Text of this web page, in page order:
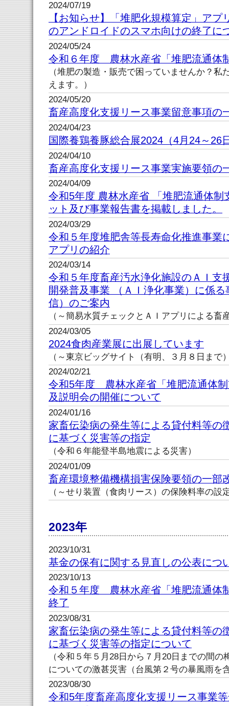
2024/07/19
【お知らせ】「堆肥化規模算定」アプ
のアンドロイドのスマホ向けの終了に
2024/05/24
令和６年度 農林水産省「堆肥流通体
（堆肥の製造・販売で困っていませんか？私
えます。）
2024/05/20
畜産高度化支援リース事業留意事項の
2024/04/23
国際養鶏養豚総合展2024（4月24～26
2024/04/10
畜産高度化支援リース事業実施要領の
2024/04/09
令和5年度 農林水産省 「堆肥流通体制
ット及び事業報告書を掲載しました。
2024/03/29
令和５年度堆肥舎等長寿命化推進事業
アプリの紹介
2024/03/14
令和５年度畜産汚水浄化施設のＡＩ支
開発普及事業 （ＡＩ浄化事業）に係
信）のご案内
（～簡易水質チェックとＡＩアプリによる畜
2024/03/05
2024食肉産業展に出展しています
（～東京ビッグサイト（有明、３月８日まで
2024/02/21
令和5年度 農林水産省「堆肥流通体
及説明会の開催について
2024/01/16
家畜伝染病の発生等による貸付料等の
に基づく災害等の指定
（令和６年能登半島地震による災害）
2024/01/09
畜産環境整備機構損害保険要領の一部
（～せり装置（食肉リース）の保険料率の設
2023年
2023/10/31
基金の保有に関する見直しの公表につ
2023/10/13
令和５年度 農林水産省「堆肥流通体
終了
2023/08/31
家畜伝染病の発生等による貸付料等の
に基づく災害等の指定について
（令和５年５月28日から７月20日までの間
についての激甚災害（台風第２号の暴風雨を
2023/08/30
令和5年度畜産高度化支援リース事業